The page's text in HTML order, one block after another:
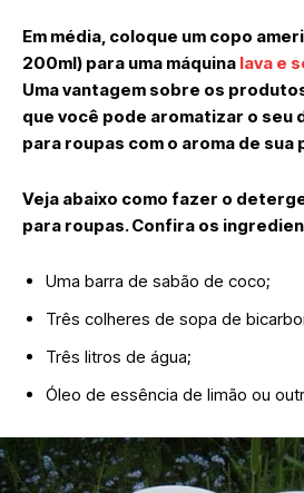
Em média, coloque um copo
200ml) para uma máquina lava e
Uma vantagem sobre os
que você pode aromatizar o
para roupas com o aroma de
Veja abaixo como fazer o
para roupas. Confira os
Uma barra de sabão de coco;
Três colheres de sopa de
Três litros de água;
Óleo de essência de limão ou